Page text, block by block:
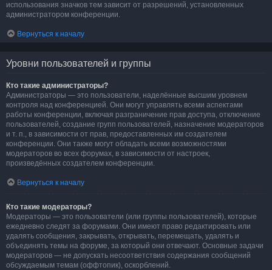
использования значков тем зависит от разрешений, установленных
администратором конференции.
Вернуться к началу
Уровни пользователей и группы
Кто такие администраторы?
Администраторы — это пользователи, наделённые высшим уровнем
контроля над конференцией. Они могут управлять всеми аспектами
работы конференции, включая разграничение прав доступа, отключение
пользователей, создание групп пользователей, назначение модераторов
и т. п., в зависимости от прав, предоставленных им создателем
конференции. Они также могут обладать всеми возможностями
модераторов во всех форумах, в зависимости от настроек,
произведённых создателем конференции.
Вернуться к началу
Кто такие модераторы?
Модераторы — это пользователи (или группы пользователей), которые
ежедневно следят за форумами. Они имеют право редактировать или
удалять сообщения, закрывать, открывать, перемещать, удалять и
объединять темы на форуме, за который они отвечают. Основные задачи
модераторов — не допускать несоответствия содержания сообщений
обсуждаемым темам (оффтопик), оскорблений.